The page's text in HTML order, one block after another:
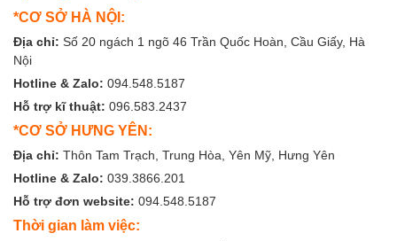
*CƠ SỞ HÀ NỘI:
Địa chỉ: Số 20 ngách 1 ngõ 46 Trần Quốc Hoàn, Cầu Giấy, Hà
Nội
Hotline & Zalo: 094.548.5187
Hỗ trợ kĩ thuật: 096.583.2437
*CƠ SỞ HƯNG YÊN:
Địa chỉ: Thôn Tam Trạch, Trung Hòa, Yên Mỹ, Hưng Yên
Hotline & Zalo: 039.3866.201
Hỗ trợ đơn website: 094.548.5187
Thời gian làm việc: